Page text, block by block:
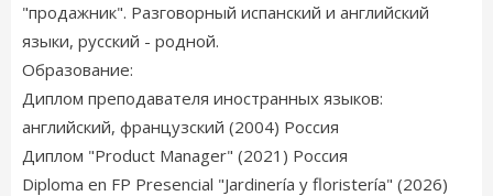
"продажник". Разговорный испанский и английский
языки, русский - родной.
Образование:
Диплом преподавателя иностранных языков:
английский, французский (2004) Россия
Диплом "Product Manager" (2021) Россия
Diploma en FP Presencial "Jardinería y floristería" (2026)